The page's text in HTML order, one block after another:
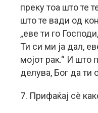
преку тоа што те
што те вади од
„еве ти го
Ти си ми ја дал,
мојот рак.“ И што
делува, Бог да ти
7. Прифаќај сè